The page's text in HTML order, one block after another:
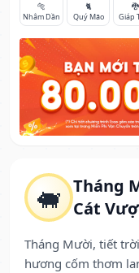
🐖 Tháng
Cát
Tháng Mười, tiết
hương cốm thơm
🐅
Nhâm Dần
🐈
Quý Mão
🐉
Giáp